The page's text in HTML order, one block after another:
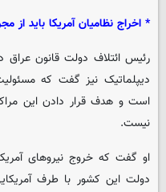
* اخراج نظامیان آمریکا باید از
رئیس ائتلاف دولت قانون عراق
دیپلماتیک نیز گفت که
است و هدف قرار دادن این
نیست.
او گفت که خروج نیروهای
دولت این کشور با طرف